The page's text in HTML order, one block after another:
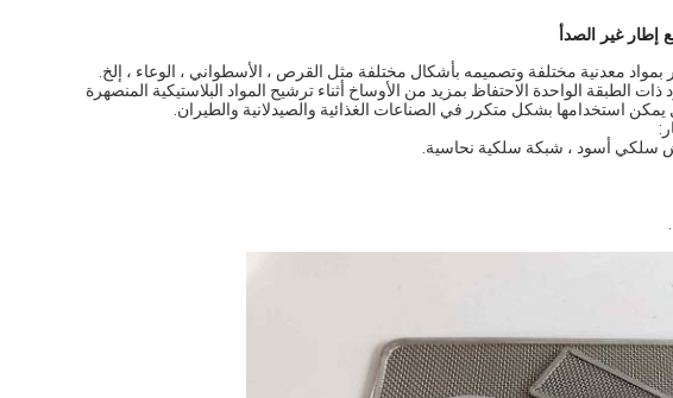
بمواد معدنية مختلفة وتصميمه بأشكال مختلفة مثل القرص ، الأسطواني ، الوعاء ، إلخ.
الواحدة الاحتفاظ بمزيد من الأوساخ أثناء ترشيح المواد البلاستيكية المنصهرة
استخدامها بشكل متكرر في الصناعات الغذائية والصيدلانية والطيران.
سلكي أسود ، شبكة سلكية نحاسية.